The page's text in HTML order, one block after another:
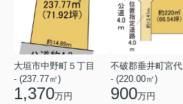
大垣市中野町５丁目
- (237.77㎡)
1,370万円
不破郡垂井町宮代
- (220.00㎡)
900万円